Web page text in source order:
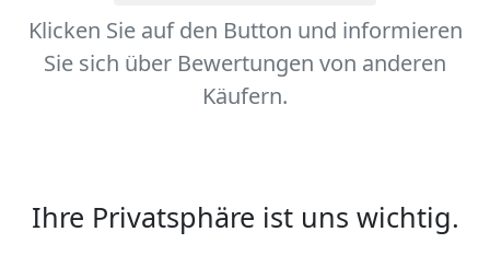
Klicken Sie auf den Button und informieren
Sie sich über Bewertungen von anderen
Käufern.
Ihre Privatsphäre ist uns wichtig.